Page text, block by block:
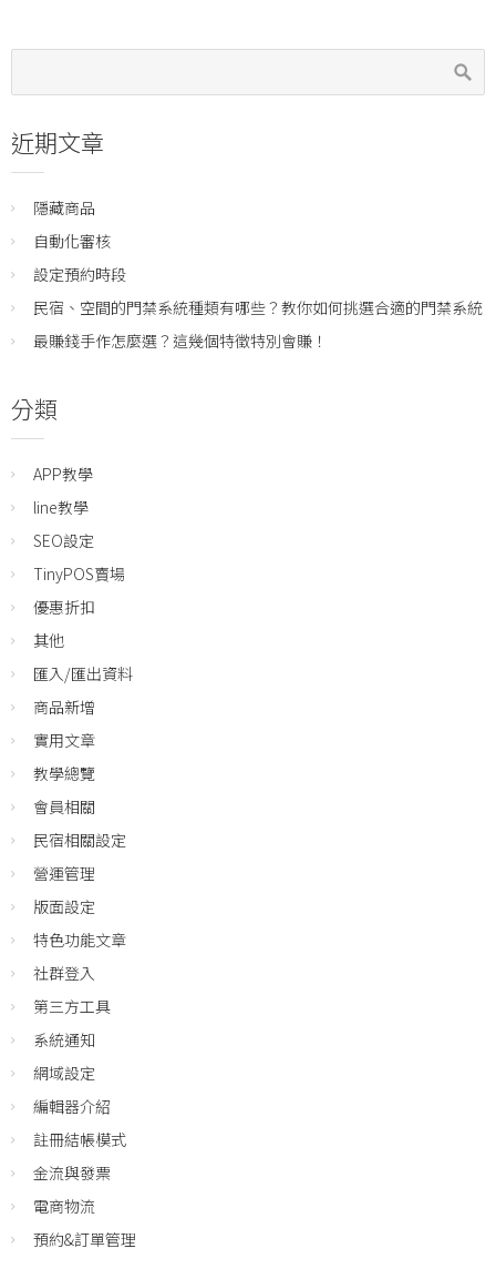
近期文章
隱藏商品
自動化審核
設定預約時段
民宿、空間的門禁系統種類有哪些？教你如何挑選合適的門禁系統
最賺錢手作怎麼選？這幾個特徵特別會賺！
分類
APP教學
line教學
SEO設定
TinyPOS賣場
優惠折扣
其他
匯入/匯出資料
商品新增
實用文章
教學總覽
會員相關
民宿相關設定
營運管理
版面設定
特色功能文章
社群登入
第三方工具
系統通知
網域設定
編輯器介紹
註冊結帳模式
金流與發票
電商物流
預約&訂單管理